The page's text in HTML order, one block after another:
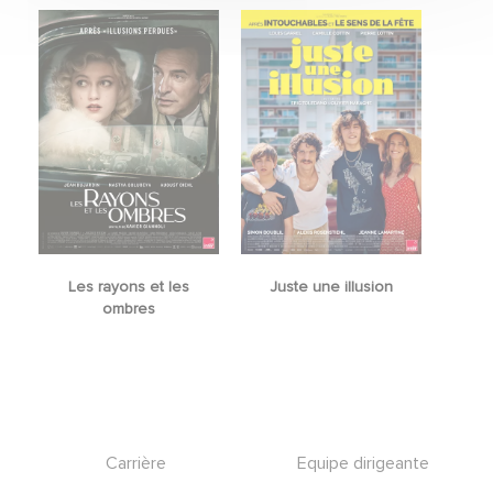
Les rayons et les
ombres
Juste une illusion
Carrière
Equipe dirigeante